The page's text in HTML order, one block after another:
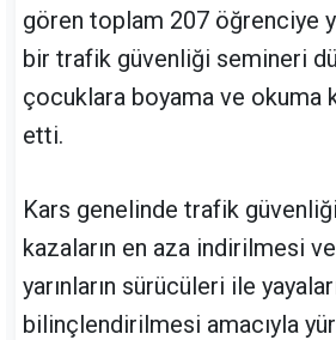
gören toplam 207 öğrenciye
bir trafik güvenliği semineri
çocuklara boyama ve okuma
etti.
Kars genelinde trafik
kazaların en aza indirilmesi
yarınların sürücüleri ile
bilinçlendirilmesi amacıyla